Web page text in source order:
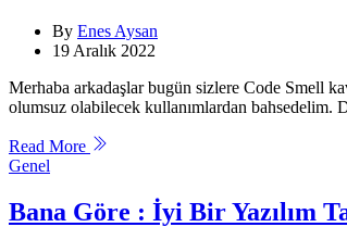
By Enes Aysan
19 Aralık 2022
Merhaba arkadaşlar bugün sizlere Code Smell
olumsuz olabilecek kullanımlardan bahsedelim.
Read More
Categories
Genel
Bana Göre : İyi Bir Yazılım